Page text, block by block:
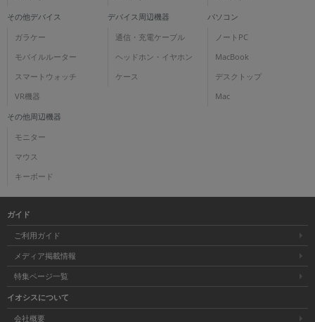
その他デバイス
ガラケー
モバイルルーター
スマートウォッチ
VR機器
デバイス周辺機器
通信・充電ケーブル
ヘッドホン・イヤホン
ケース
パソコン
ノートPC
MacBook
デスクトップ
Mac
その他周辺機器
モニター
マウス
キーボード
ガイド
ご利用ガイド
メディア掲載情報
特集ページ一覧
イオシスについて
会社概要